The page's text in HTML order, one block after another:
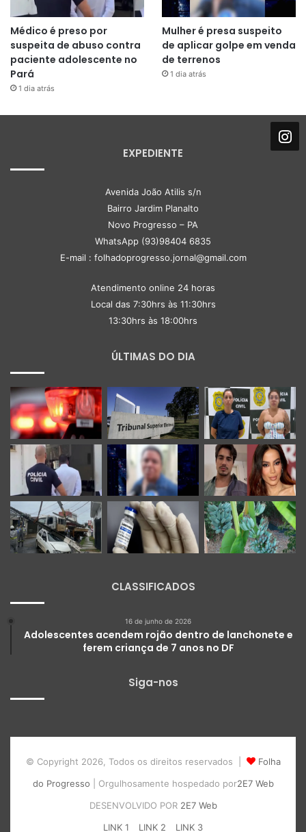
Médico é preso por
suspeita de abuso contra
paciente adolescente no
Pará
1 dia atrás
Mulher é presa suspeito
de aplicar golpe em venda
de terrenos
1 dia atrás
EXPEDIENTE
Avenida João Atilis s/n
Bairro Jardim Planalto
Novo Progresso – PA
WhatsApp (93)98404 6835
E-mail : folhadoprogresso.jornal@gmail.com
Atendimento online 24 horas
Local das 7:30hrs às 11:30hrs
13:30hrs às 18:00hrs
ÚLTIMAS DO DIA
CLASSIFICADOS
16 de junho de 2026
Adolescentes acendem rojão dentro de lanchonete e
ferem criança de 7 anos no DF
Siga-nos
© Copyright 2026, Todos os direitos reservados |
Folha
do Progresso | Orgulhosamente hospedado por2E7 Web
DESENVOLVIDO POR 2E7 Web
LINK 1
LINK 2 LINK 3